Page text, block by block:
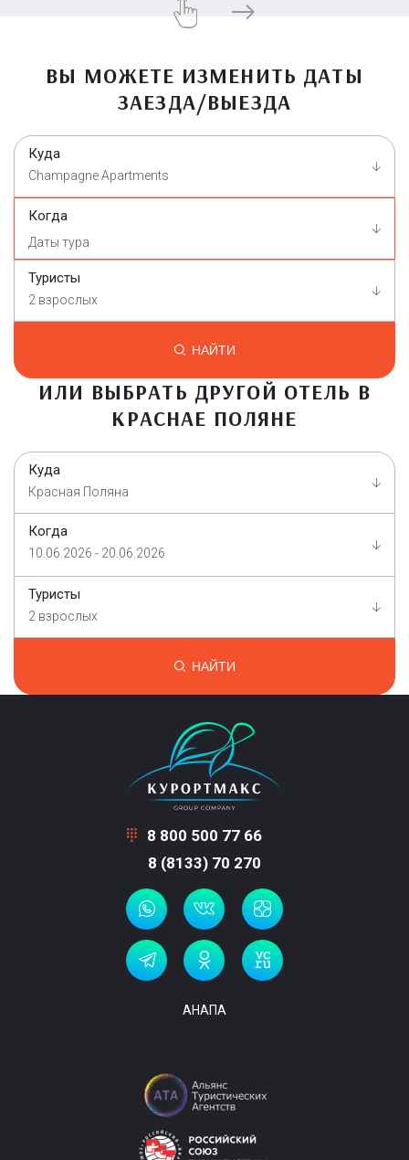
ВЫ МОЖЕТЕ ИЗМЕНИТЬ ДАТЫ
ЗАЕЗДА/ВЫЕЗДА
Куда
Champagne Apartments
Когда
Туристы
2 взрослых
НАЙТИ
ИЛИ ВЫБРАТЬ ДРУГОЙ ОТЕЛЬ В
КРАСНАЕ ПОЛЯНЕ
Куда
Красная Поляна
Когда
10.06.2026 - 20.06.2026
Туристы
2 взрослых
НАЙТИ
8 800 500 77 66
8 (8133) 70 270
АНАПА